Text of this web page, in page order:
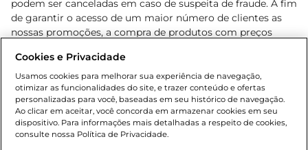
podem ser canceladas em caso de suspeita de fraude. A fim
de garantir o acesso de um maior número de clientes as
nossas promoções, a compra de produtos com preços
cliente. Os preços, ofertas e condições são exclusivos para
o e-commerce e válidos durante o dia de hoje, podendo
sofrer alterações sem prévia notificação. Proibida a venda
de bebidas alcoólicas para menores de 18 anos, conforme
Lei n.º 8069/90, art. 81, inciso II (Estatuto da Criança e do
Adolescente). Preços e condições exclusivos para o
Cookies e Privacidade
Usamos cookies para melhorar sua experiência de navegação,
otimizar as funcionalidades do site, e trazer conteúdo e ofertas
personalizadas para você, baseadas em seu histórico de navegação.
Ao clicar em aceitar, você concorda em armazenar cookies em seu
dispositivo. Para informações mais detalhadas a respeito de cookies,
consulte nossa Política de Privacidade.